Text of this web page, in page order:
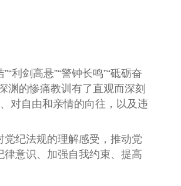
利剑高悬”“警钟长鸣”“砥砺奋
渊的惨痛教训有了直观而深刻
对自由和亲情的向往，以及违
纪法规的理解感受，推动党
意识、加强自我约束、提高